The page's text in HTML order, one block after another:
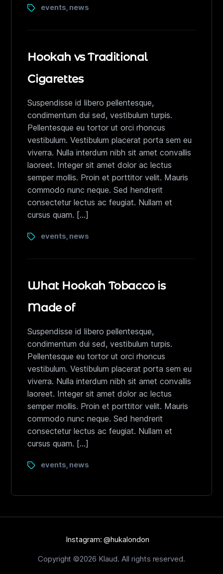
events news
Hookah vs Traditional
Cigarettes
Suspendisse id libero pellentesque,
condimentum dui sed, vestibulum turpis.
Pellentesque eu tortor ut orci rhoncus
vestibulum. Vestibulum placerat porta sem eu
viverra. Nulla interdum nibh sit amet convallis
laoreet. Integer sit amet dolor ac lectus
semper mollis. Proin et porttitor velit. Mauris
commodo nunc neque. Sed hendrerit
consectetur lectus ac feugiat. Nullam et
cursus quam. […]
events news
What Hookah Tobacco is
Made of
Suspendisse id libero pellentesque,
condimentum dui sed, vestibulum turpis.
Pellentesque eu tortor ut orci rhoncus
vestibulum. Vestibulum placerat porta sem eu
viverra. Nulla interdum nibh sit amet convallis
laoreet. Integer sit amet dolor ac lectus
semper mollis. Proin et porttitor velit. Mauris
commodo nunc neque. Sed hendrerit
consectetur lectus ac feugiat. Nullam et
cursus quam. […]
events news
Copyright ©2026 Klaud. All rights reserved.
Instagram: @hukalondon